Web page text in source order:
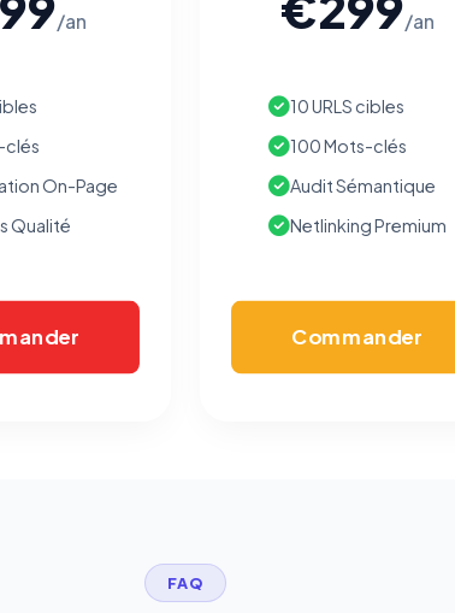
/an
clés
On-Page
Qualité
/an
10 URLS cibles
100 Mots-clés
Audit Sémantique
Netlinking Premium
Commander
FAQ